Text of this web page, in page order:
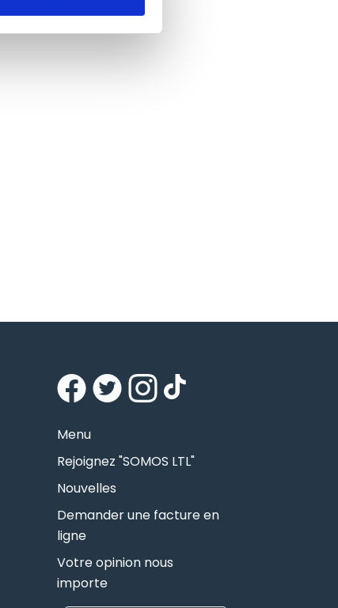
Menu
Rejoignez "SOMOS LTL"
Nouvelles
Demander une facture en
ligne
Votre opinion nous
importe